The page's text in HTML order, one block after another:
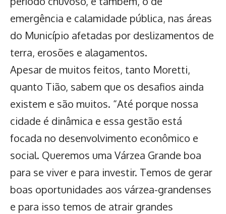
emergência e calamidade pública, nas áreas
do Município afetadas por deslizamentos de
terra, erosões e alagamentos.
Apesar de muitos feitos, tanto Moretti,
quanto Tião, sabem que os desafios ainda
existem e são muitos. “Até porque nossa
cidade é dinâmica e essa gestão está
focada no desenvolvimento econômico e
social. Queremos uma Várzea Grande boa
para se viver e para investir. Temos de gerar
boas oportunidades aos várzea-grandenses
e para isso temos de atrair grandes